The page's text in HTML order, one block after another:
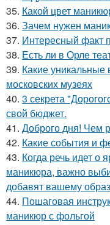
35. Какой цвет
36. Зачем нужен
37. Интересный факт
38. Есть ли в Орле
39. Какие уникальные
московских музеях
40. 3 секрета
свой бюджет.
41. Доброго дня! Чем
42. Какие события и
43. Когда речь идет о
маникюра, важно
добавят вашему
44. Пошаговая
маникюр с фольгой